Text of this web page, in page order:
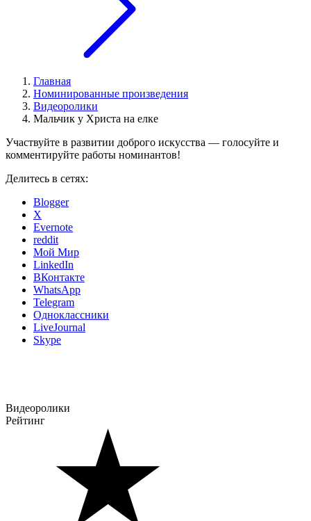
Главная
Номинированные произведения
Видеоролики
Мальчик у Христа на елке
Участвуйте в развитии доброго искусства — голосуйте и
комментируйте работы номинантов!
Делитесь в сетях:
Blogger
X
Evernote
reddit
Мой Мир
LinkedIn
ВКонтакте
WhatsApp
Telegram
Одноклассники
LiveJournal
Skype
Видеоролики
Рейтинг